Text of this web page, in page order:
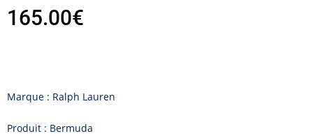
165.00€
Marque : Ralph Lauren
Produit : Bermuda